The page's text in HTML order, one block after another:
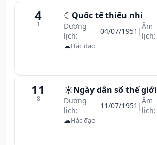
4
1
☾ Quốc tế thiếu nhi
Dương
lịch:
04/07/1951 |Âm
lịch:
☁Hắc đạo
11
8
☀️Ngày dân số thế giới
Dương
lịch:
11/07/1951 |Âm
lịch:
☁Hắc đạo